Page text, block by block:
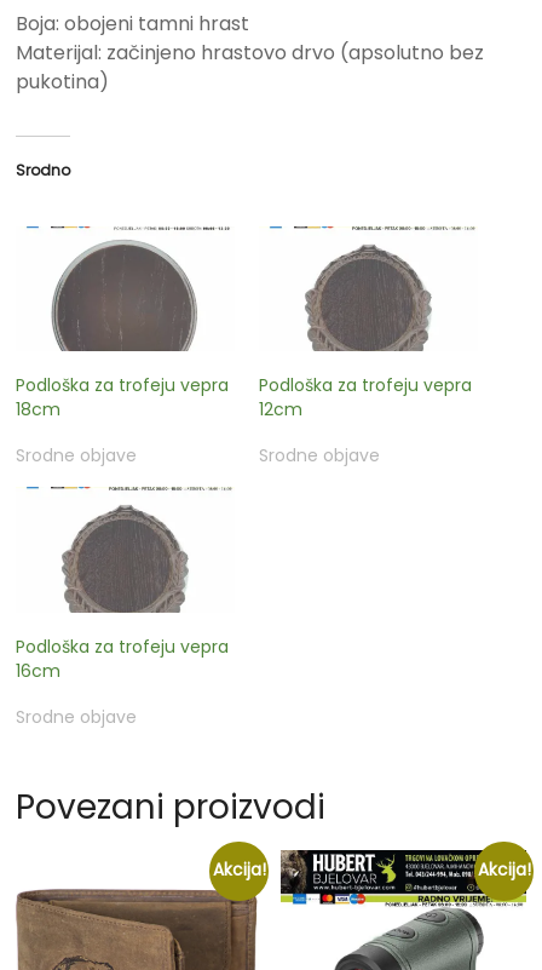
Boja: obojeni tamni hrast
Materijal: začinjeno hrastovo drvo (apsolutno bez
pukotina)
Srodno
Podloška za trofeju vepra
18cm
Srodne objave
Podloška za trofeju vepra
12cm
Srodne objave
Podloška za trofeju vepra
16cm
Srodne objave
Povezani proizvodi
Akcija! Akcija!